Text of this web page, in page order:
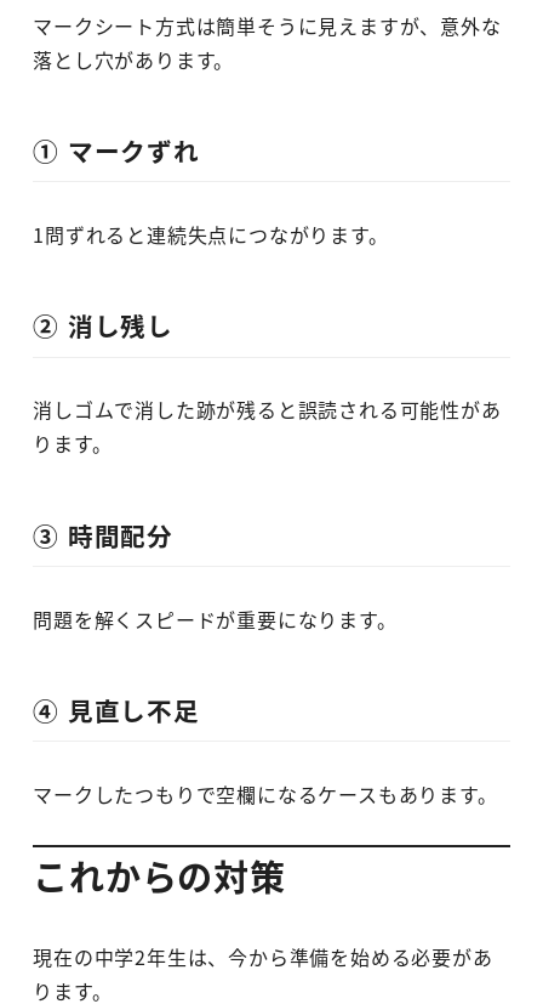
マークシート方式は簡単そうに見えますが、意外な
落とし穴があります。
① マークずれ
1問ずれると連続失点につながります。
② 消し残し
消しゴムで消した跡が残ると誤読される可能性があ
ります。
③ 時間配分
問題を解くスピードが重要になります。
④ 見直し不足
マークしたつもりで空欄になるケースもあります。
これからの対策
現在の中学2年生は、今から準備を始める必要があ
ります。